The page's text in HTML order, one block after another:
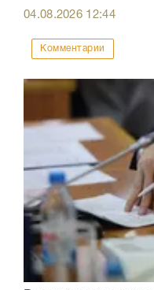
04.08.2026 12:44
Комментарии